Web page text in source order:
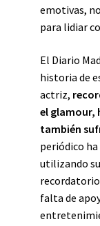
emotivas,
para lidiar
El Diario
historia de
actriz,
el glamour,
también
periódico
utilizando
falta de